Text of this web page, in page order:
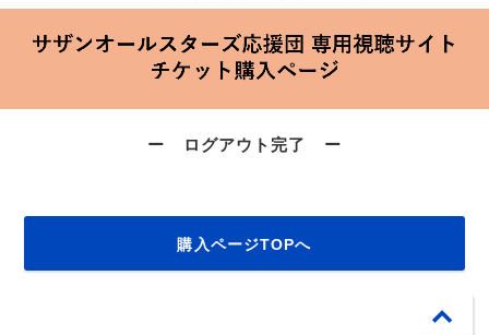
サザンオールスターズ 特別ライブ 2020
「Keep Smilin’～皆さん、ありがとうございます!!～」
2020.06.25 Thu 20:00 Start at 横浜アリーナ
ー ログアウト完了 ー
購入ページTOPへ